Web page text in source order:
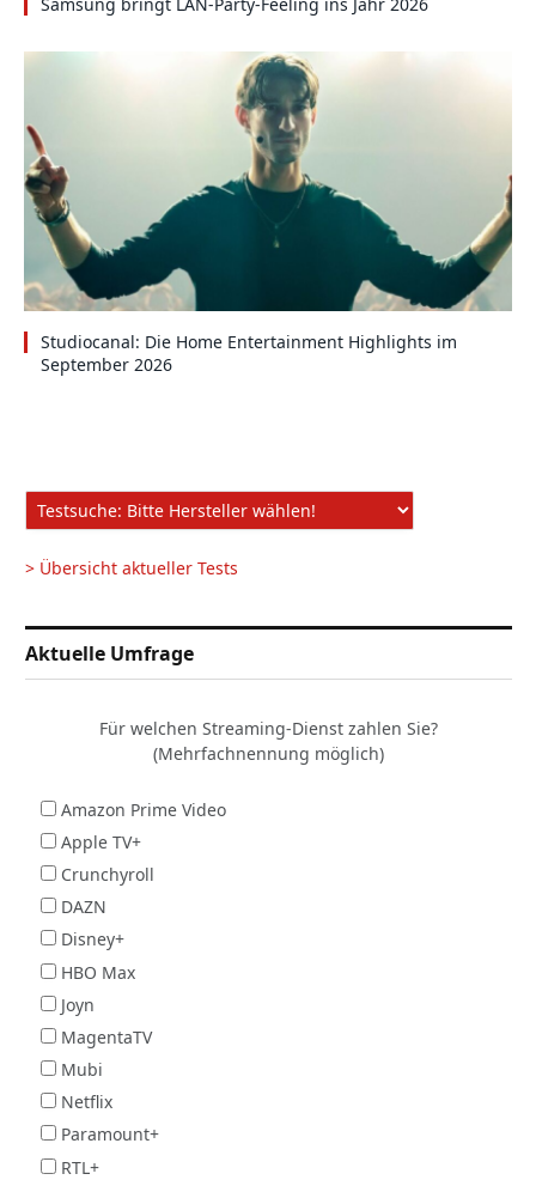
Studiocanal: Die Home Entertainment Highlights im
September 2026
> Übersicht aktueller Tests
Aktuelle Umfrage
Für welchen Streaming-Dienst zahlen Sie?
(Mehrfachnennung möglich)
Amazon Prime Video
Apple TV+
Crunchyroll
DAZN
Disney+
HBO Max
Joyn
MagentaTV
Mubi
Netflix
Paramount+
RTL+